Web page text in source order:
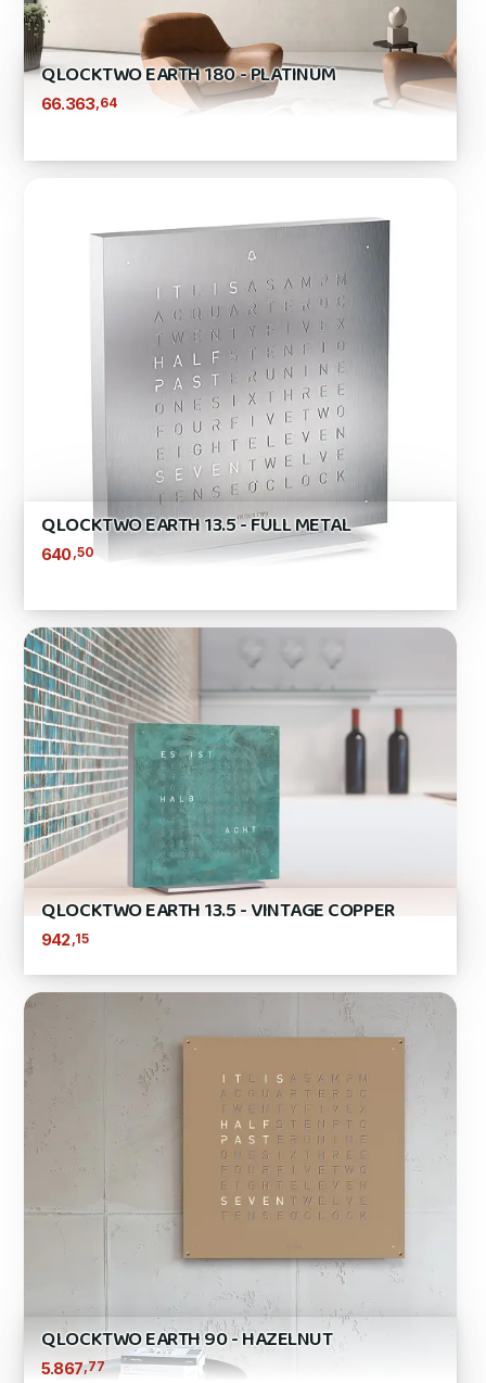
QLOCKTWO EARTH 180 - PLATINUM
66.363 ,64
QLOCKTWO EARTH 13.5 - FULL METAL
640,50
QLOCKTWO EARTH 13.5 - VINTAGE COPPER
942 ,15
QLOCKTWO EARTH 90 - HAZELNUT
5.867,77